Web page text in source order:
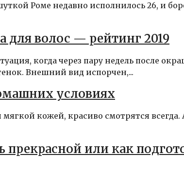
Роме недавно исполнилось 26, и
для волос — рейтинг 2019
когда через пару недель после
Внешний вид испорчен,...
условиях
кожей, красиво смотрятся всегда.
прекрасной или как